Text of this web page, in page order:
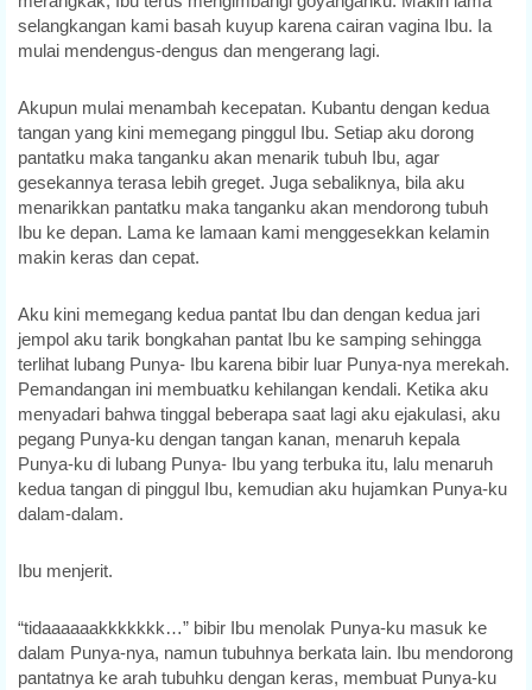
selangkangan kami basah kuyup karena cairan vagina Ibu. Ia
mulai mendengus-dengus dan mengerang lagi.
Akupun mulai menambah kecepatan. Kubantu dengan kedua
tangan yang kini memegang pinggul Ibu. Setiap aku dorong
pantatku maka tanganku akan menarik tubuh Ibu, agar
gesekannya terasa lebih greget. Juga sebaliknya, bila aku
menarikkan pantatku maka tanganku akan mendorong tubuh
Ibu ke depan. Lama ke lamaan kami menggesekkan kelamin
makin keras dan cepat.
Aku kini memegang kedua pantat Ibu dan dengan kedua jari
jempol aku tarik bongkahan pantat Ibu ke samping sehingga
terlihat lubang Punya- Ibu karena bibir luar Punya-nya merekah.
Pemandangan ini membuatku kehilangan kendali. Ketika aku
menyadari bahwa tinggal beberapa saat lagi aku ejakulasi, aku
pegang Punya-ku dengan tangan kanan, menaruh kepala
Punya-ku di lubang Punya- Ibu yang terbuka itu, lalu menaruh
kedua tangan di pinggul Ibu, kemudian aku hujamkan Punya-ku
dalam-dalam.
Ibu menjerit.
“tidaaaaaakkkkkkk…” bibir Ibu menolak Punya-ku masuk ke
dalam Punya-nya, namun tubuhnya berkata lain. Ibu mendorong
pantatnya ke arah tubuhku dengan keras, membuat Punya-ku